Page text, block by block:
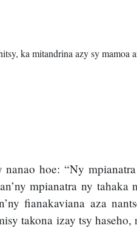
ka mitandrina azy sy mamoa
hoe: “Ny
mpianatra ny tahaka
fianakaviana aza
takona izay tsy